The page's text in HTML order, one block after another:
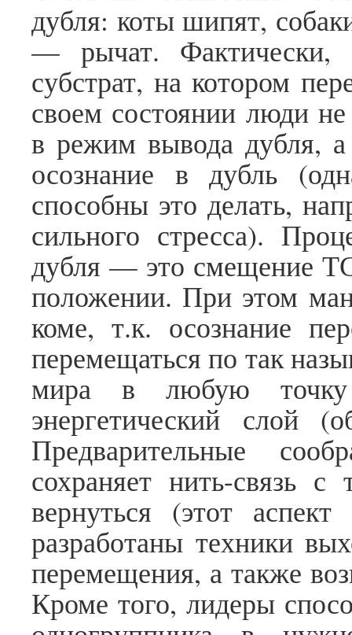
дубля: коты шипят,
— рычат. Фактически,
субстрат, на котором
своем состоянии люди
в режим вывода дубля, а
осознание в дубль
способны это делать,
сильного стресса).
дубля — это смещение
положении. При этом
коме, т.к. осознание
перемещаться по так
мира в любую
энергетический слой
Предварительные
сохраняет нить-связь
вернуться (этот
разработаны техники
перемещения, а также
Кроме того, лидеры